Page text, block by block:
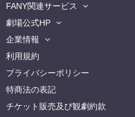
FANY関連サービス
劇場公式HP
企業情報
利用規約
プライバシーポリシー
特商法の表記
チケット販売及び観劇約款